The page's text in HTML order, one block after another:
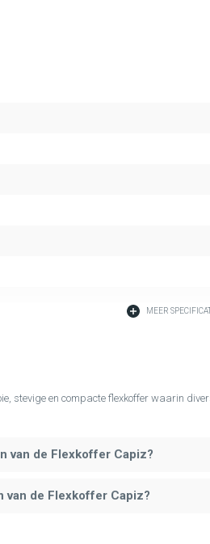
MEER
stevige en compacte flexkoffer waarin
van de Flexkoffer Capiz?
van de Flexkoffer Capiz?